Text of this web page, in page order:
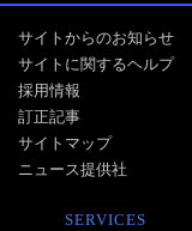
サイトからのお知らせ
サイトに関するヘルプ
採用情報
訂正記事
サイトマップ
ニュース提供社
SERVICES